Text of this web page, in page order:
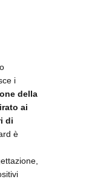
i
della
ai
di
è